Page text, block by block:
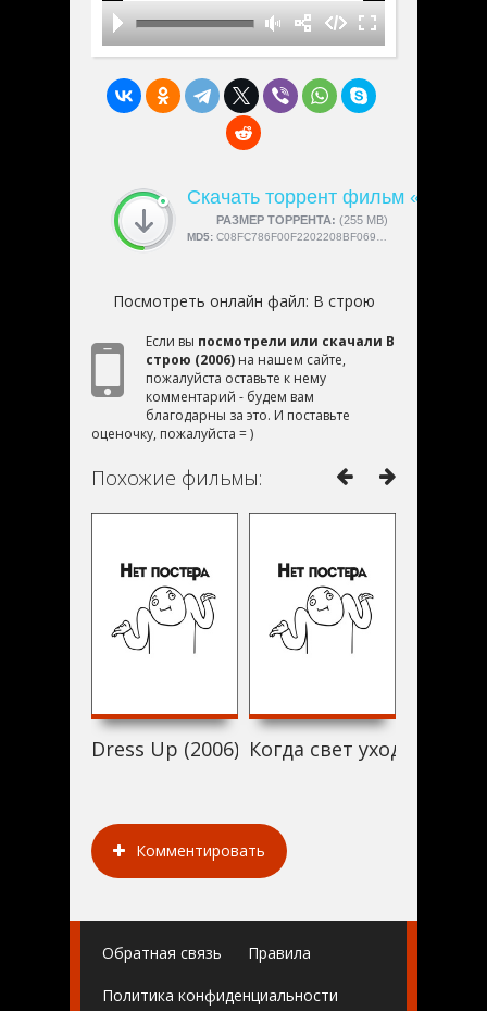
Скачать торрент фильм «В
РАЗМЕР ТОРРЕНТА: (255 MB)
СКАЧАЛИ:4189
MD5: C08FC786F00F2202208BF0697C946F4A
Посмотреть онлайн файл: В строю
Если вы посмотрели или скачали В
строю (2006) на нашем сайте,
пожалуйста оставьте к нему
комментарий - будем вам
благодарны за это. И поставьте
оценочку, пожалуйста = )
Похожие фильмы:
Dress Up (2006) Когда свет уходит (2006)
Комментировать
Обратная связь Правила
Политика конфиденциальности